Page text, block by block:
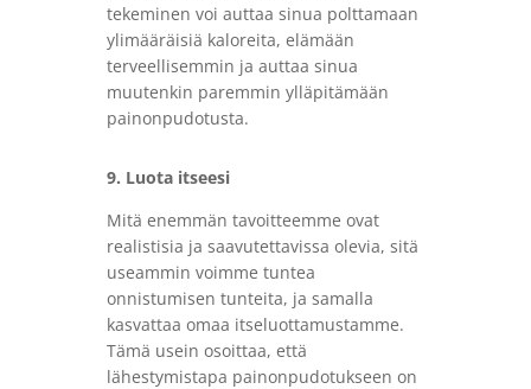
tekeminen voi auttaa sinua polttamaan
ylimääräisiä kaloreita, elämään
terveellisemmin ja auttaa sinua
muutenkin paremmin ylläpitämään
painonpudotusta.
9. Luota itseesi
Mitä enemmän tavoitteemme ovat
realistisia ja saavutettavissa olevia, sitä
useammin voimme tuntea
onnistumisen tunteita, ja samalla
kasvattaa omaa itseluottamustamme.
Tämä usein osoittaa, että
lähestymistapa painonpudotukseen on